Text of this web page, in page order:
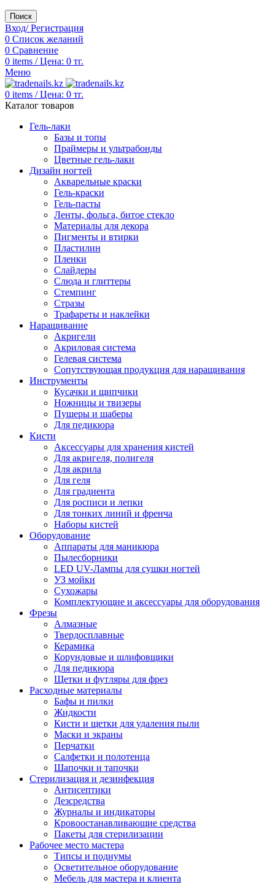
Поиск
Вход/ Регистрация
0 Список желаний
0 Сравнение
0 items / Цена: 0 тг.
Меню
0 items / Цена: 0 тг.
Каталог товаров
Гель-лаки
Базы и топы
Праймеры и ультрабонды
Цветные гель-лаки
Дизайн ногтей
Акварельные краски
Гель-краски
Гель-пасты
Ленты, фольга, битое стекло
Материалы для декора
Пигменты и втирки
Пластилин
Пленки
Слайдеры
Слюда и глиттеры
Стемпинг
Стразы
Трафареты и наклейки
Наращивание
Акригели
Акриловая система
Гелевая система
Сопутствующая продукция для наращивания
Инструменты
Кусачки и щипчики
Ножницы и твизеры
Пушеры и шаберы
Для педикюра
Кисти
Аксессуары для хранения кистей
Для акригеля, полигеля
Для акрила
Для геля
Для градиента
Для росписи и лепки
Для тонких линий и френча
Наборы кистей
Оборудование
Аппараты для маникюра
Пылесборники
LED UV-Лампы для сушки ногтей
УЗ мойки
Сухожары
Комплектующие и аксессуары для оборудования
Фрезы
Алмазные
Твердосплавные
Керамика
Корундовые и шлифовщики
Для педикюра
Щетки и футляры для фрез
Расходные материалы
Бафы и пилки
Жидкости
Кисти и щетки для удаления пыли
Маски и экраны
Перчатки
Салфетки и полотенца
Шапочки и тапочки
Стерилизация и дезинфекция
Антисептики
Дезсредства
Журналы и индикаторы
Кровоостанавливающие средства
Пакеты для стерилизации
Рабочее место мастера
Типсы и подиумы
Осветительное оборудование
Мебель для мастера и клиента